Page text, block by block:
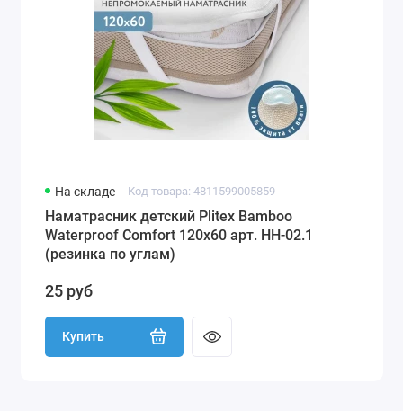
На складе Код товара: 4811599005859
Наматрасник детский Plitex Bamboo
Waterproof Comfort 120х60 арт. НН-02.1
(резинка по углам)
25 руб
Купить